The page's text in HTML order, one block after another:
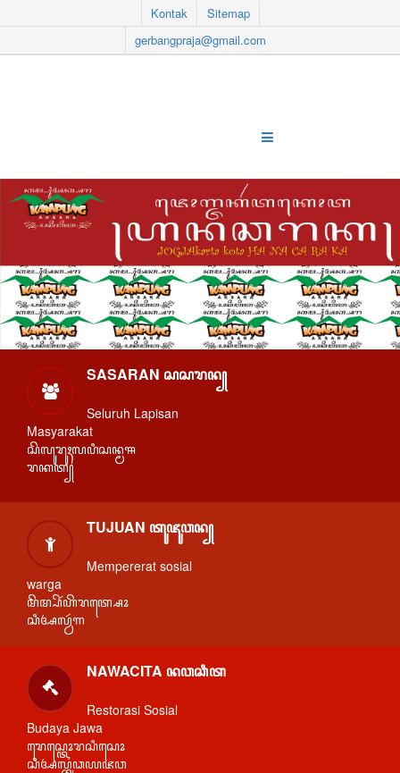
Kontak
Sitemap
gerbangpraja@gmail.com
SASARAN ꦱꦱꦫꦤ꧀
Seluruh Lapisan
Masyarakat
ꦱꦼꦭꦸꦫꦸꦃꦭꦥꦶꦱꦤ꧀ꦩꦯ
ꦫꦏꦠ꧀
TUJUAN ꦠꦸꦗꦸꦮꦤ꧀
Mempererat sosial
warga
ꦩꦼꦩ꧀ꦥꦼꦂꦲꦼꦫꦠ꧀ꦱꦺꦴ
ꦱꦶꦄꦭ꧀ꦮꦂꦒ
NAWACITA ꦤꦮꦕꦶꦠ
Restorasi Sosial
Budaya Jawa
ꦫꦺꦱ꧀ꦠꦺꦴꦫꦱꦶꦱꦺꦴ
ꦱꦶꦄꦭ꧀ꦧꦸꦣꦪꦗꦮ